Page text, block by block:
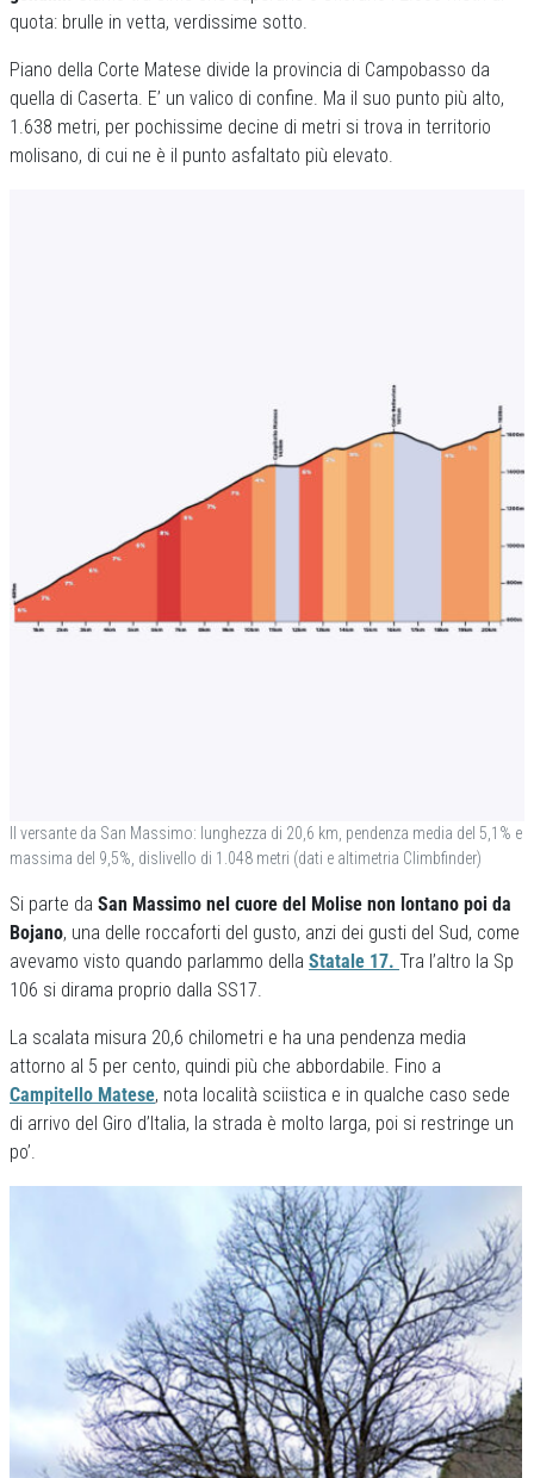
quota: brulle in vetta, verdissime sotto.
Piano della Corte Matese divide la provincia di Campobasso da
quella di Caserta. E’ un valico di confine. Ma il suo punto più alto,
1.638 metri, per pochissime decine di metri si trova in territorio
molisano, di cui ne è il punto asfaltato più elevato.
Il versante da San Massimo: lunghezza di 20,6 km, pendenza media del 5,1% e
massima del 9,5%, dislivello di 1.048 metri (dati e altimetria Climbfinder)
Si parte da San Massimo nel cuore del Molise non lontano poi da
Bojano, una delle roccaforti del gusto, anzi dei gusti del Sud, come
avevamo visto quando parlammo della Statale 17. Tra l’altro la Sp
106 si dirama proprio dalla SS17.
La scalata misura 20,6 chilometri e ha una pendenza media
attorno al 5 per cento, quindi più che abbordabile. Fino a
Campitello Matese, nota località sciistica e in qualche caso sede
di arrivo del Giro d’Italia, la strada è molto larga, poi si restringe un
po’.